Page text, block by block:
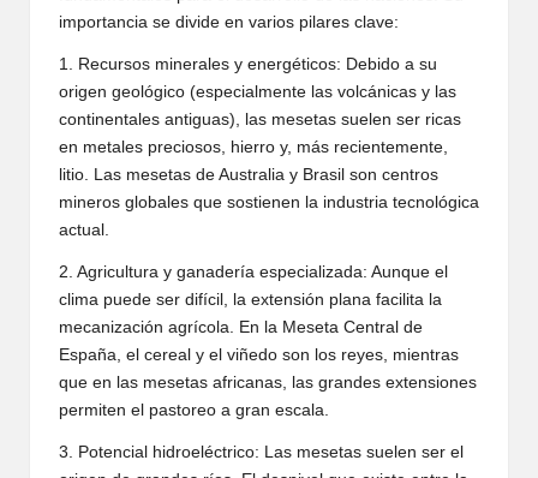
importancia se divide en varios pilares clave:
1. Recursos minerales y energéticos: Debido a su
origen geológico (especialmente las volcánicas y las
continentales antiguas), las mesetas suelen ser ricas
en metales preciosos, hierro y, más recientemente,
litio. Las mesetas de Australia y Brasil son centros
mineros globales que sostienen la industria tecnológica
actual.
2. Agricultura y ganadería especializada: Aunque el
clima puede ser difícil, la extensión plana facilita la
mecanización agrícola. En la Meseta Central de
España, el cereal y el viñedo son los reyes, mientras
que en las mesetas africanas, las grandes extensiones
permiten el pastoreo a gran escala.
3. Potencial hidroeléctrico: Las mesetas suelen ser el